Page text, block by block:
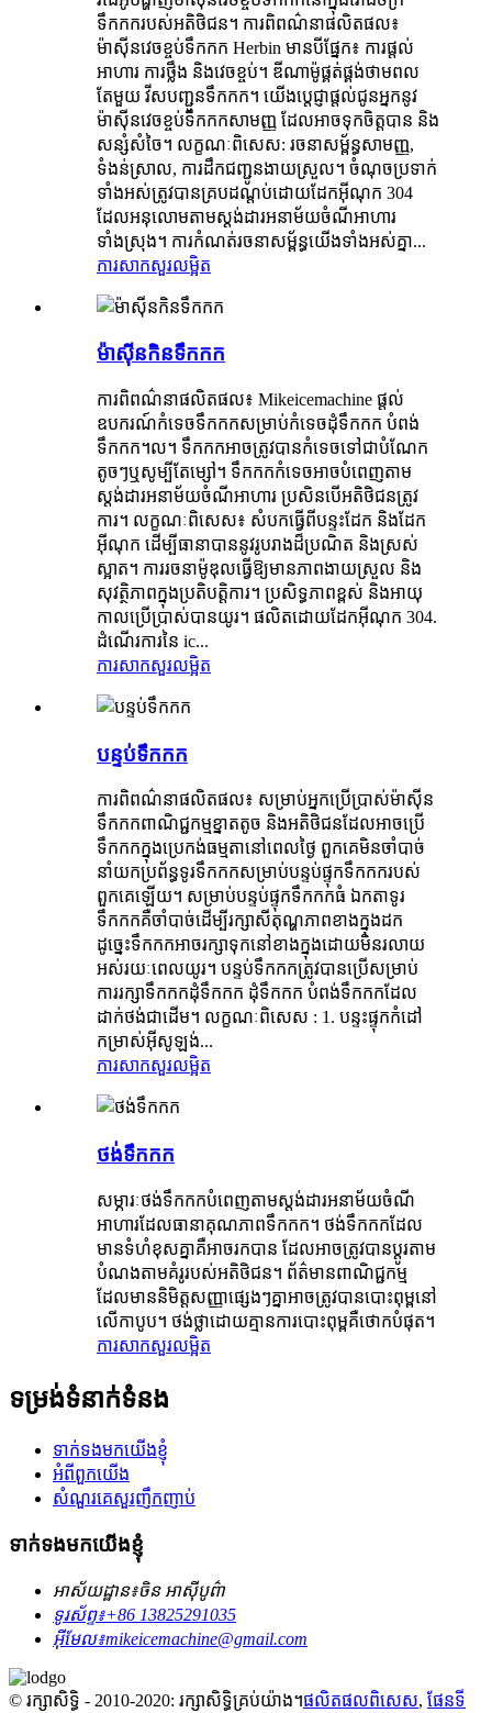
ទឹកកករបស់អតិថិជន។ ការពិពណ៌នាផលិតផល៖
ម៉ាស៊ីនវេចខ្ចប់ទឹកកក Herbin មានបីផ្នែក៖ ការផ្តល់
អាហារ ការថ្លឹង និងវេចខ្ចប់។ ឌីណាម៉ូផ្គត់ផ្គង់ថាមពល
តែមួយ វីសបញ្ជូនទឹកកក។ យើងប្តេជ្ញាផ្តល់ជូនអ្នកនូវ
ម៉ាស៊ីនវេចខ្ចប់ទឹកកកសាមញ្ញ ដែលអាចទុកចិត្តបាន និង
សន្សំសំចៃ។ លក្ខណៈពិសេស: រចនាសម្ព័ន្ធសាមញ្ញ,
ទំងន់ស្រាល, ការដឹកជញ្ជូនងាយស្រួល។ ចំណុចប្រទាក់
ទាំងអស់ត្រូវបានគ្របដណ្តប់ដោយដែកអ៊ីណុក 304
ដែលអនុលោមតាមស្តង់ដារអនាម័យចំណីអាហារ
ទាំងស្រុង។ ការកំណត់រចនាសម្ព័ន្ធយើងទាំងអស់គ្នា...
ការសាកសួរលម្អិត
ម៉ាស៊ីនកិនទឹកកក
ការពិពណ៌នាផលិតផល៖ Mikeicemachine ផ្តល់
ឧបករណ៍កំទេចទឹកកកសម្រាប់កំទេចដុំទឹកកក បំពង់
ទឹកកក។ល។ ទឹកកកអាចត្រូវបានកំទេចទៅជាបំណែក
តូចៗឬសូម្បីតែម្សៅ។ ទឹកកកកំទេចអាចបំពេញតាម
ស្តង់ដារអនាម័យចំណីអាហារ ប្រសិនបើអតិថិជនត្រូវ
ការ។ លក្ខណៈពិសេស៖ សំបកធ្វើពីបន្ទះដែក និងដែក
អ៊ីណុក ដើម្បីធានាបាននូវរូបរាងដ៏ប្រណិត និងស្រស់
ស្អាត។ ការរចនាម៉ូឌុលធ្វើឱ្យមានភាពងាយស្រួល និង
សុវត្ថិភាពក្នុងប្រតិបត្តិការ។ ប្រសិទ្ធភាពខ្ពស់ និងអាយុ
កាលប្រើប្រាស់បានយូរ។ ផលិតដោយដែកអ៊ីណុក 304.
ដំណើរការនៃ ic...
ការសាកសួរលម្អិត
បន្ទប់ទឹកកក
ការពិពណ៌នាផលិតផល៖ សម្រាប់អ្នកប្រើប្រាស់ម៉ាស៊ីន
ទឹកកកពាណិជ្ជកម្មខ្នាតតូច និងអតិថិជនដែលអាចប្រើ
ទឹកកកក្នុងប្រេកង់ធម្មតានៅពេលថ្ងៃ ពួកគេមិនចាំបាច់
នាំយកប្រព័ន្ធទូរទឹកកកសម្រាប់បន្ទប់ផ្ទុកទឹកកករបស់
ពួកគេឡើយ។ សម្រាប់បន្ទប់ផ្ទុកទឹកកកធំ ឯកតាទូរ
ទឹកកកគឺចាំបាច់ដើម្បីរក្សាសីតុណ្ហភាពខាងក្នុងដក
ដូច្នេះទឹកកកអាចរក្សាទុកនៅខាងក្នុងដោយមិនរលាយ
អស់រយៈពេលយូរ។ បន្ទប់​ទឹកកក​ត្រូវ​បាន​ប្រើ​សម្រាប់​
ការ​រក្សា​ទឹកកក​ដុំ​ទឹកកក ដុំ​ទឹកកក បំពង់​ទឹកកក​ដែល​
ដាក់​ថង់​ជាដើម។ លក្ខណៈពិសេស : 1. បន្ទះផ្ទុកកំដៅ
កម្រាស់អ៊ីសូឡង់...
ការសាកសួរលម្អិត
ថង់ទឹកកក
សម្ភារៈថង់ទឹកកកបំពេញតាមស្តង់ដារអនាម័យចំណី
អាហារដែលធានាគុណភាពទឹកកក។ ថង់ទឹកកកដែល
មានទំហំខុសគ្នាគឺអាចរកបាន ដែលអាចត្រូវបានប្ដូរតាម
បំណងតាមគំរូរបស់អតិថិជន។ ព័ត៌មានពាណិជ្ជកម្ម
ដែលមាននិមិត្តសញ្ញាផ្សេងៗគ្នាអាចត្រូវបានបោះពុម្ពនៅ
លើកាបូប។ ថង់ថ្លាដោយគ្មានការបោះពុម្ពគឺថោកបំផុត។
ការសាកសួរលម្អិត
ទម្រង់ទំនាក់ទំនង
ទាក់ទងមកយើងខ្ញុំ
អំពីពួកយើង
សំណួរគេសួរញឹកញាប់
ទាក់ទងមកយើងខ្ញុំ
អាស័យដ្ឋាន៖ចិន អាស៊ីបូព៌ា
ទូរស័ព្ទ៖+86 13825291035
អ៊ីមែល៖mikeicemachine@gmail.com
© រក្សាសិទ្ធិ - 2010-2020: រក្សាសិទ្ធិគ្រប់យ៉ាង។ផលិតផលពិសេស, ផែនទី